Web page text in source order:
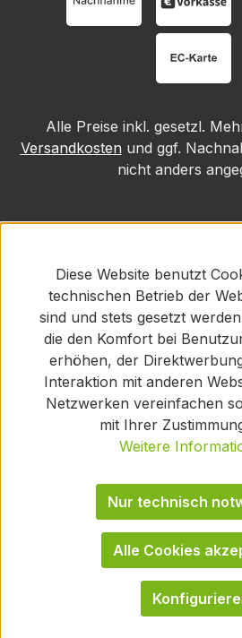
Alle Preise inkl. gesetzl.
Versandkosten und ggf.
nicht anders
Diese Website benutzt
technischen Betrieb der
sind und stets gesetzt
die den Komfort bei
erhöhen, der
Interaktion mit anderen
Netzwerken vereinfachen
mit Ihrer
Weitere
Nur technisch
Alle Cookies